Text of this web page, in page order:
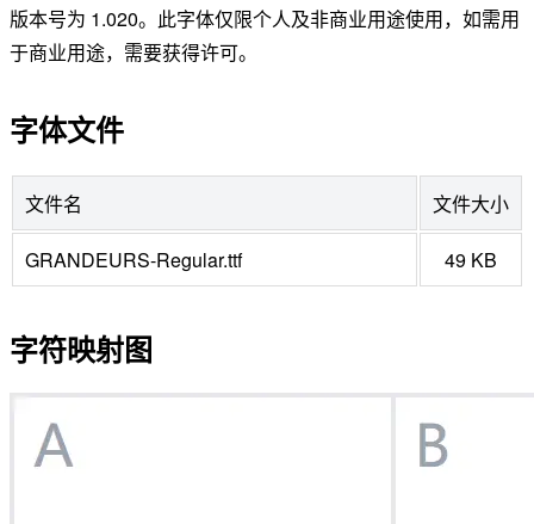
版本号为 1.020。此字体仅限个人及非商业用途使用，如需用
于商业用途，需要获得许可。
字体文件
文件名 文件大小
GRANDEURS-Regular.ttf 49 KB
字符映射图